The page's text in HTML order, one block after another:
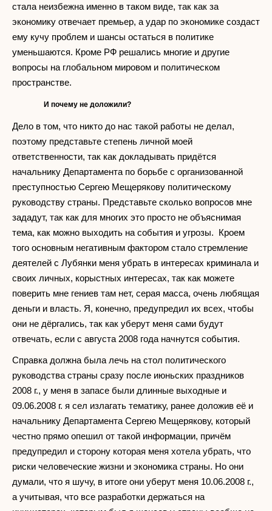
стала неизбежна именно в таком виде, так как за
экономику отвечает премьер, а удар по экономике создаст
ему кучу проблем и шансы остаться в политике
уменьшаются. Кроме РФ решались многие и другие
вопросы на глобальном мировом и политическом
пространстве.
И почему не доложили?
Дело в том, что никто до нас такой работы не делал,
поэтому представьте степень личной моей
ответственности, так как докладывать придётся
начальнику Департамента по борьбе с организованной
преступностью Сергею Мещерякову политическому
руководству страны. Представьте сколько вопросов мне
зададут, так как для многих это просто не объяснимая
тема, как можно выходить на события и угрозы. Кроем
того основным негативным фактором стало стремление
деятелей с Лубянки меня убрать в интересах криминала и
своих личных, корыстных интересах, так как можете
поверить мне гениев там нет, серая масса, очень любящая
деньги и власть. Я, конечно, предупредил их всех, чтобы
они не дёргались, так как уберут меня сами будут
отвечать, если с августа 2008 года начнутся события.
Справка должна была лечь на стол политического
руководства страны сразу после июньских праздников
2008 г., у меня в запасе были длинные выходные и
09.06.2008 г. я сел излагать тематику, ранее доложив её и
начальнику Департамента Сергею Мещерякову, который
честно прямо опешил от такой информации, причём
предупредил и сторону которая меня хотела убрать, что
риски человеческие жизни и экономика страны. Но они
думали, что я шучу, в итоге они уберут меня 10.06.2008 г.,
а учитывая, что все разработки держаться на